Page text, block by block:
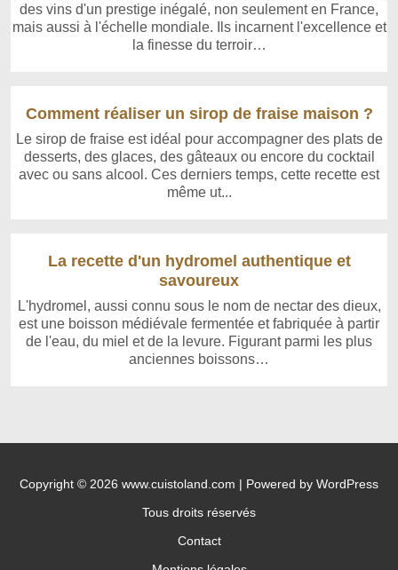
des vins d'un prestige inégalé, non seulement en France,
mais aussi à l'échelle mondiale. Ils incarnent l'excellence et
la finesse du terroir…
Comment réaliser un sirop de fraise maison ?
Le sirop de fraise est idéal pour accompagner des plats de
desserts, des glaces, des gâteaux ou encore du cocktail
avec ou sans alcool. Ces derniers temps, cette recette est
même ut...
La recette d'un hydromel authentique et
savoureux
L'hydromel, aussi connu sous le nom de nectar des dieux,
est une boisson médiévale fermentée et fabriquée à partir
de l'eau, du miel et de la levure. Figurant parmi les plus
anciennes boissons…
Copyright © 2026 www.cuistoland.com | Powered by WordPress
Tous droits réservés
Contact